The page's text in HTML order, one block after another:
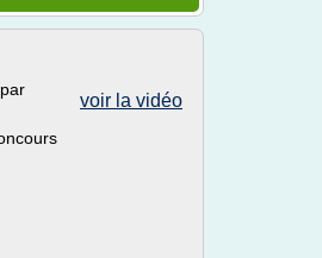
voir la vidéo